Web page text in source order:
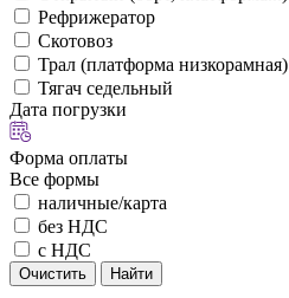
Рефрижератор
Скотовоз
Трал (платформа низкорамная)
Тягач седельный
Дата погрузки
Форма оплаты
Все формы
наличные/карта
без НДС
с НДС
Очистить Найти